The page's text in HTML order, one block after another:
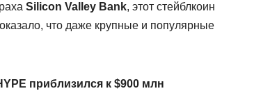
Silicon Valley Bank, этот стейблкоин
что даже крупные и популярные
приблизился к $900 млн